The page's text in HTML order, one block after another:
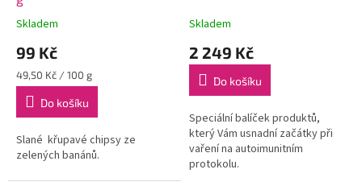
Skladem
99 Kč
Měrná
cena:
49,50 Kč / 100 g
Do košíku
Slané křupavé chipsy ze
zelených banánů.
Skladem
2 249 Kč
Do košíku
Speciální balíček produktů,
který Vám usnadní začátky při
vaření na autoimunitním
protokolu.